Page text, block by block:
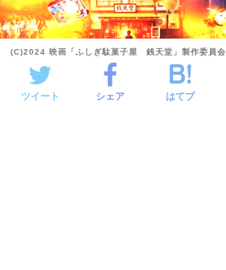
(C)2024 映画「ふしぎ駄菓子屋 銭天堂」製作委員会
ツイート シェア はてブ